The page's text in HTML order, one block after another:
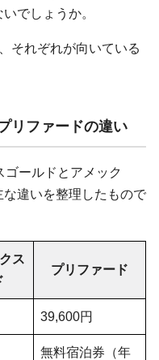
でしょうか。
それぞれが向いている
リファードの違い
ールドとアメック
違いを整理したもので
ス
プリファード
39,600円
無料宿泊券（年